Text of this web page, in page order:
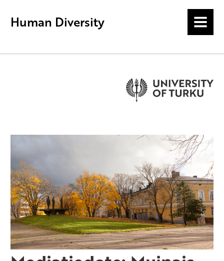
Human Diversity MENU